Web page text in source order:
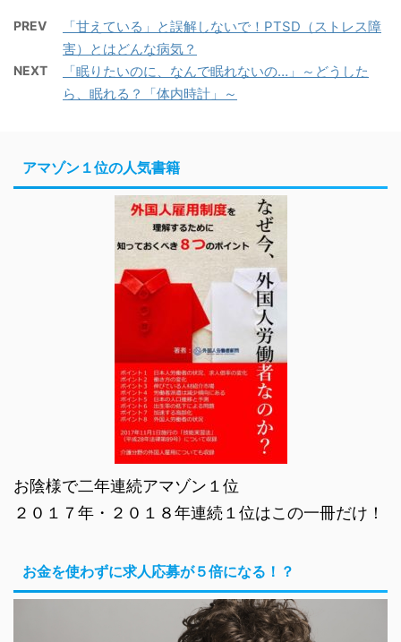
PREV
「甘えている」と誤解しないで！PTSD（ストレス障
害）とはどんな病気？
NEXT
「眠りたいのに、なんで眠れないの…」～どうした
ら、眠れる？「体内時計」～
アマゾン１位の人気書籍
お陰様で二年連続アマゾン１位
２０１７年・２０１８年連続１位はこの一冊だけ！
お金を使わずに求人応募が５倍になる！？